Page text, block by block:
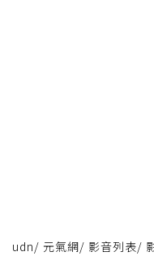
udn/ 元氣網/ 影音列表/